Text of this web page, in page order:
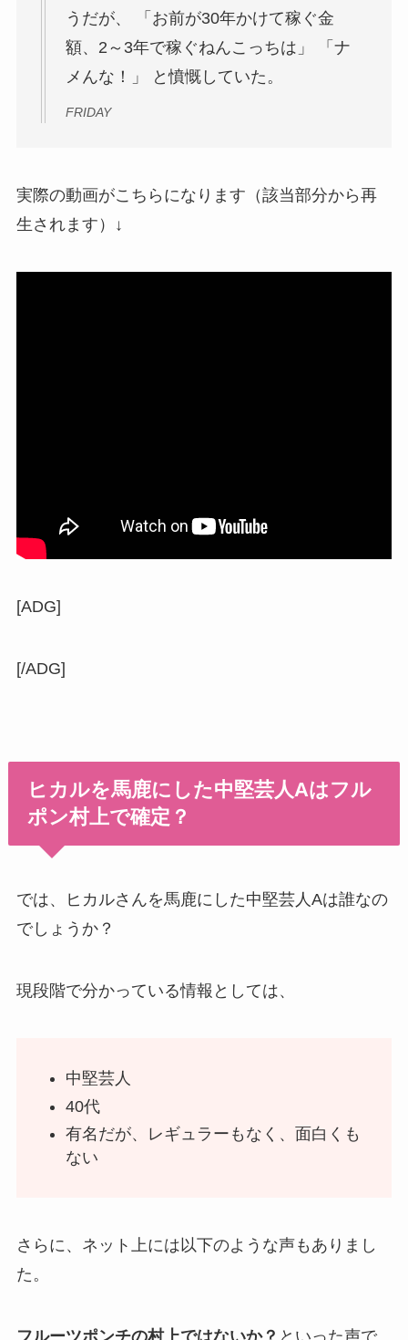
うだが、 「お前が30年かけて稼ぐ金
額、2～3年で稼ぐねんこっちは」 「ナ
メんな！」 と憤慨していた。
FRIDAY
実際の動画がこちらになります（該当部分から再
生されます）↓
[ADG]
[/ADG]
ヒカルを馬鹿にした中堅芸人Aはフル
ポン村上で確定？
では、ヒカルさんを馬鹿にした中堅芸人Aは誰なの
でしょうか？
現段階で分かっている情報としては、
中堅芸人
40代
有名だが、レギュラーもなく、面白くも
ない
さらに、ネット上には以下のような声もありまし
た。
フルーツポンチの村上ではないか？ といった声で